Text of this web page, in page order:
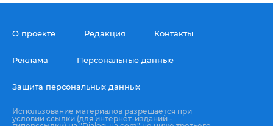
О проекте Редакция Контакты
Реклама Персональные данные
Защита персональных данных
Использование материалов разрешается при
условии ссылки (для интернет-изданий -